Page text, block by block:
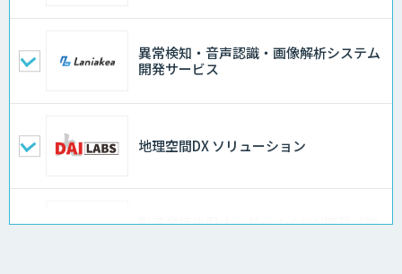
異常検知・音声認識・画像解析システム
開発サービス
地理空間DX ソリューション
製造業特化型オーダーメイドAI開発（知